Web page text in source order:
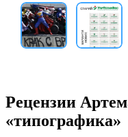
Рецензии
«типографика»